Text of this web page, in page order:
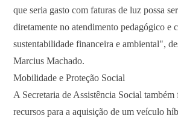
que seria gasto com faturas de luz possa
diretamente no atendimento pedagógico e
sustentabilidade financeira e ambiental",
Marcius Machado.
​Mobilidade e Proteção Social
​A Secretaria de Assistência Social
recursos para a aquisição de um veículo